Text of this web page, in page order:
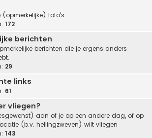
(opmerkelijke) foto's
172
berichten
berichten die je ergens anders
29
links
61
vliegen?
aan of je op een andere dag, of op
(b.v. hellingzweven) wilt vliegen
143